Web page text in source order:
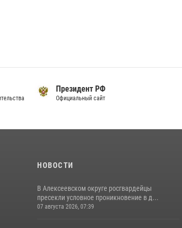
Президент РФ
Официальный сайт
НОВОСТИ
В Алексеевском округе росгвардейцы
пресекли условное проникновение в д...
07 августа 2026, 07:39